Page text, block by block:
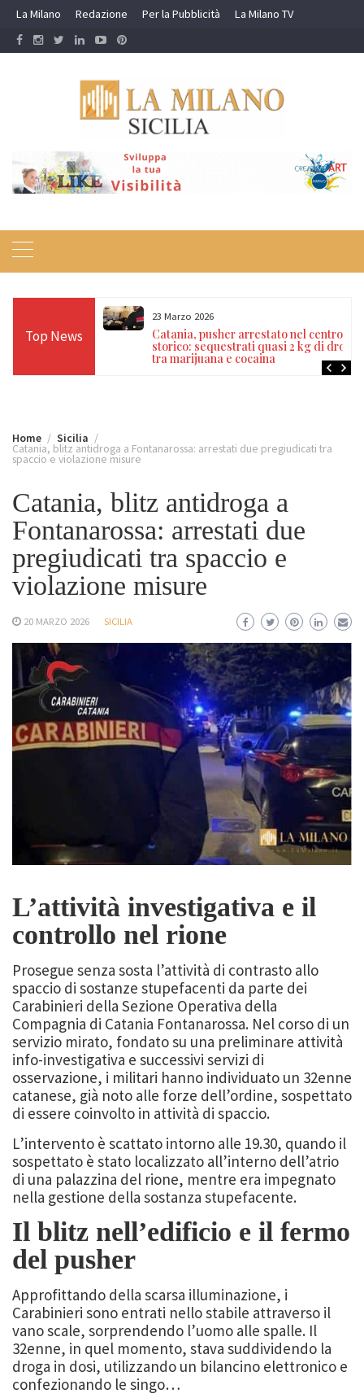
Skip
content
La Milano Redazione Per la Pubblicità La Milano TV
Top News
a oltre 4
23 Marzo 2026
Catania, pusher arrestato nel centro
storico: sequestrati quasi 2 kg di droga
tra marijuana e cocaina
Home Sicilia
Catania, blitz antidroga a Fontanarossa: arrestati due pregiudicati tra
spaccio e violazione misure
Catania, blitz antidroga a
Fontanarossa: arrestati due
pregiudicati tra spaccio e
violazione misure
20 MARZO 2026 SICILIA
L’attività investigativa e il
controllo nel rione
Prosegue senza sosta l’attività di contrasto allo
spaccio di sostanze stupefacenti da parte dei
Carabinieri della Sezione Operativa della
Compagnia di Catania Fontanarossa. Nel corso di un
servizio mirato, fondato su una preliminare attività
info-investigativa e successivi servizi di
osservazione, i militari hanno individuato un 32enne
catanese, già noto alle forze dell’ordine, sospettato
di essere coinvolto in attività di spaccio.
L’intervento è scattato intorno alle 19.30, quando il
sospettato è stato localizzato all’interno dell’atrio
di una palazzina del rione, mentre era impegnato
nella gestione della sostanza stupefacente.
Il blitz nell’edificio e il fermo
del pusher
Approfittando della scarsa illuminazione, i
Carabinieri sono entrati nello stabile attraverso il
vano scale, sorprendendo l’uomo alle spalle. Il
32enne, in quel momento, stava suddividendo la
droga in dosi, utilizzando un bilancino elettronico e
confezionando le singo…